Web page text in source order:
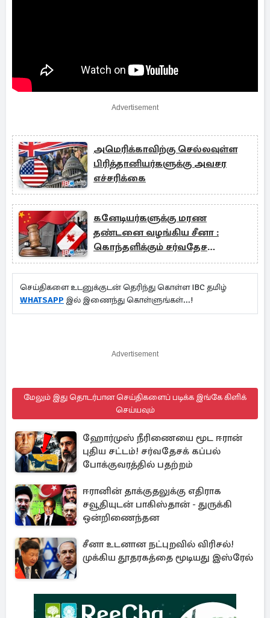
Advertisement
அமெரிக்காவிற்கு செல்லவுள்ள
பிரித்தானியர்களுக்கு அவசர
எச்சரிக்கை
கனேடியர்களுக்கு மரண
தண்டனை வழங்கிய சீனா :
கொந்தளிக்கும் சர்வதேச
அமைப்பு
செய்திகளை உடனுக்குடன் தெரிந்து கொள்ள IBC தமிழ்
WHATSAPP இல் இணைந்து கொள்ளுங்கள்...!
Advertisement
மேலும் இது தொடர்பான செய்திகளைப் படிக்க இங்கே கிளிக்
செய்யவும்
ஹோர்முஸ் நீரிணையை மூட ஈரான்
புதிய சட்டம்! சர்வதேசக் கப்பல்
போக்குவரத்தில் பதற்றம்
ஈரானின் தாக்குதலுக்கு எதிராக
சவூதியுடன் பாகிஸ்தான் - துருக்கி
ஒன்றிணைந்தன
சீனா உடனான நட்புறவில் விரிசல்!
முக்கிய தூதரகத்தை மூடியது இஸ்ரேல்